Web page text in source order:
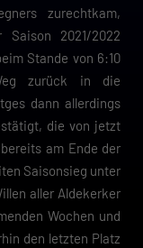
zurechtkam,
2021/2022
Stande von 6:10
zurück in die
dann allerdings
die von jetzt
am Ende der
Saisonsieg unter
aller Aldekerker
Wochen und
den letzten Platz